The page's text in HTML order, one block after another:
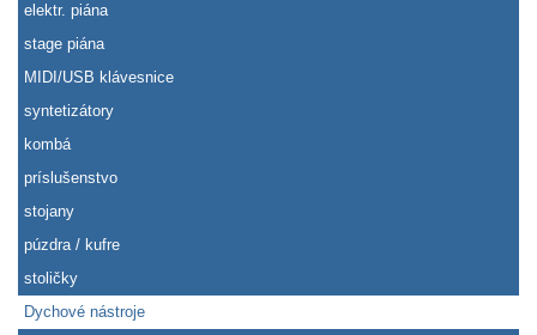
elektr. piána
stage piána
MIDI/USB klávesnice
syntetizátory
kombá
príslušenstvo
stojany
púzdra / kufre
stoličky
Dychové nástroje